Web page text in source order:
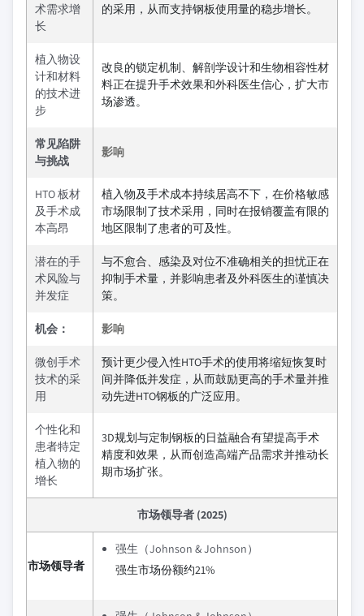
术需求增
长
的采用，从而支持钢板使用量的稳步增长。
植入物设
计和材料
的技术进
步
改良的锁定机制、解剖学设计和生物相容性材
料正在提升手术效果和外科医生信心，扩大市
场渗透。
常见陷阱
与挑战
影响
HTO 板材
及手术成
本高昂
植入物及手术成本持续居高不下，在价格敏感
市场限制了技术采用，同时在报销覆盖有限的
地区限制了患者的可及性。
潜在的手
术风险与
并发症
与不愈合、感染及对位不准确相关的担忧正在
抑制手术量，并影响患者及外科医生的谨慎决
策。
机会： 影响
微创手术
技术的采
用
预计更少侵入性HTO手术的使用将缩短恢复时
间并降低并发症，从而鼓励更高的手术量并推
动先进HTO钢板的广泛应用。
个性化和
患者特定
植入物的
增长
3D规划与定制钢板的日益融合有望提高手术
精度和效果，从而创造高端产品需求并推动长
期市场扩张。
市场领导者 (2025)
市场领导者
强生（Johnson & Johnson）
强生市场份额约21%